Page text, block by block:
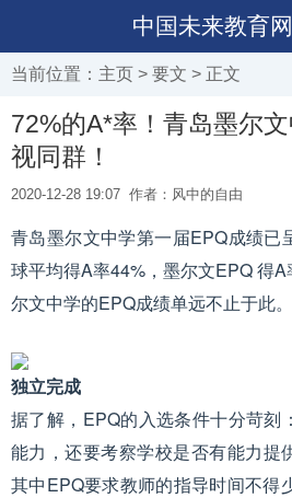
中国未来教育网
当前位置： 主页 > 要文 > 正文
72%的A*率！青岛墨尔
视同群！
2020-12-28 19:07 作者：风中的自由
青岛墨尔文中学第一届EPQ成绩已
球平均得A率44%，墨尔文EPQ 得
尔文中学的EPQ成绩单远不止于此。
独立完成
据了解，EPQ的入选条件十分苛刻
能力，还要考察学校是否有能力提
其中EPQ要求教师的指导时间不得